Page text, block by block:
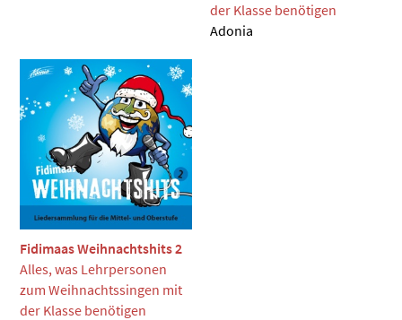
der Klasse benötigen
Adonia
Fidimaas Weihnachtshits 2
Alles, was Lehrpersonen
zum Weihnachtssingen mit
der Klasse benötigen